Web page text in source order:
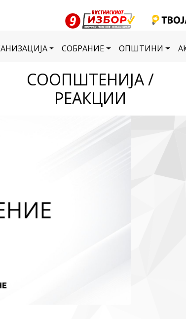
СОБРАНИЕ ОПШТИНИ
СООПШТЕНИЈА /
РЕАКЦИИ